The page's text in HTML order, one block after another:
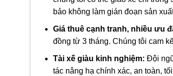
bảo không làm gián đoạn sản
Giá thuê cạnh tranh, nhiều ưu
đồng từ 3 tháng. Chúng tôi cam
Tài xế giàu kinh nghiệm: Đội
tác nâng hạ chính xác, an toàn,